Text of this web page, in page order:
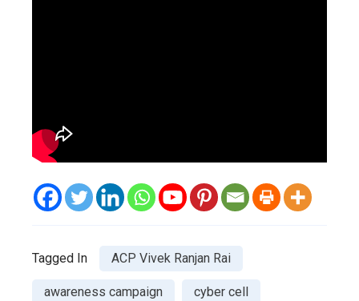
Tagged In ACP Vivek Ranjan Rai
awareness campaign cyber cell